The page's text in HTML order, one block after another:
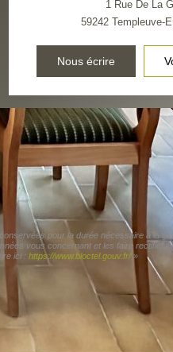
1 Rue De La
59242Templeuve-
Nous écrire
pour la durée nécessaire à la
vous concernant et les faire rectifier
ici : https://www.bloctel.gouv.fr/»